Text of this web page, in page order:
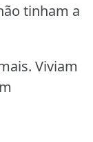
tinham a
Viviam